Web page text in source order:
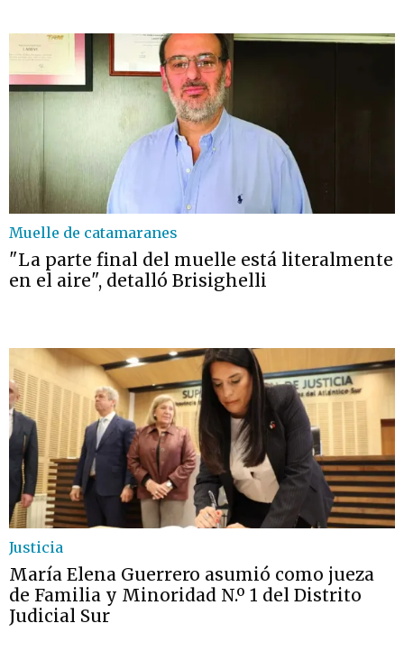
Muelle de catamaranes
"La parte final del muelle está literalmente
en el aire", detalló Brisighelli
Justicia
María Elena Guerrero asumió como jueza
de Familia y Minoridad N.º 1 del Distrito
Judicial Sur